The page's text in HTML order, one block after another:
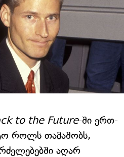
to the Future-ში ერთ-
როლს თამაშობს,
აღარ